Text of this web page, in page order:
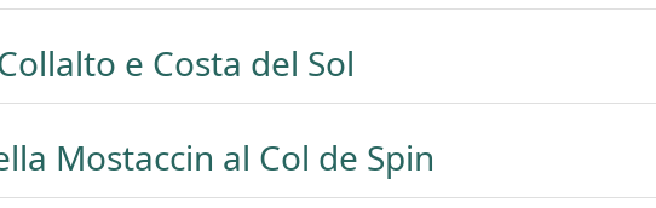
e Costa del Sol
Mostaccin al Col de Spin